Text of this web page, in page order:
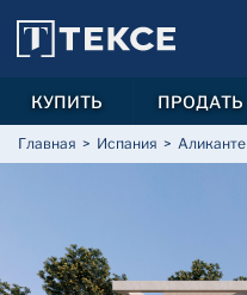
Главная Испания Аликанте
КУПИТЬ ПРОДАТЬ